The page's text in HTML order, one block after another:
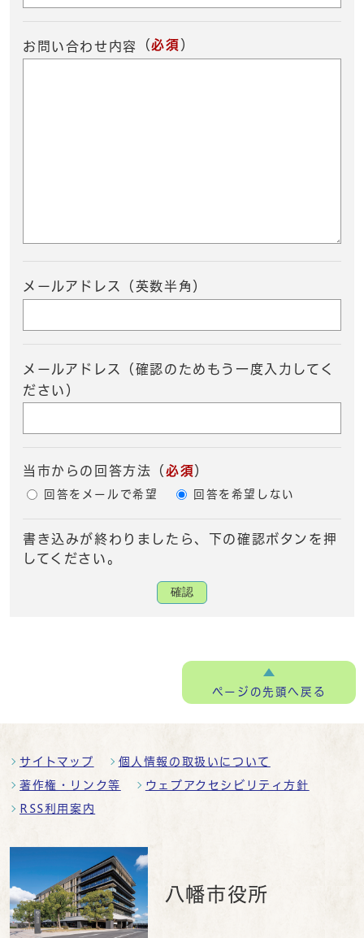
お問い合わせ内容 （必須 ）
メールアドレス（英数半角）
メールアドレス（確認のためもう一度入力してく
ださい）
当市からの回答方法 （ 必須）
回答をメールで希望 回答を希望しない
書き込みが終わりましたら、下の確認ボタンを押
してください。
確認
ページの先頭へ戻る
サイトマップ 個人情報の取扱いについて
著作権・リンク等 ウェブアクセシビリティ方針
RSS利用案内
八幡市役所